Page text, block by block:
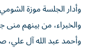
وأدار الجلسة موزة
والخبراء، من بينهم منى
وأحمد عبد الله آل علي،